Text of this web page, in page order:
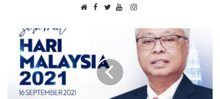
i
t
F
o
o
k
t
e
r
b
I
s
t
a
g